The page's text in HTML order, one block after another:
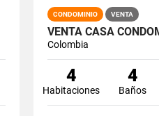
CONDOMINIO VENTA
Colombia
4
Habitaciones
4
Baños